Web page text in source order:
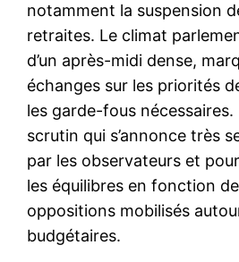
notamment la suspension
retraites. Le climat
d’un après-midi dense,
échanges sur les priorités
les garde-fous nécessaires.
scrutin qui s’annonce très
par les observateurs et
les équilibres en fonction
oppositions mobilisés
budgétaires.